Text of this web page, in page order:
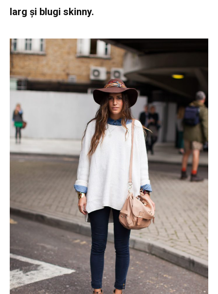
larg și blugi skinny.